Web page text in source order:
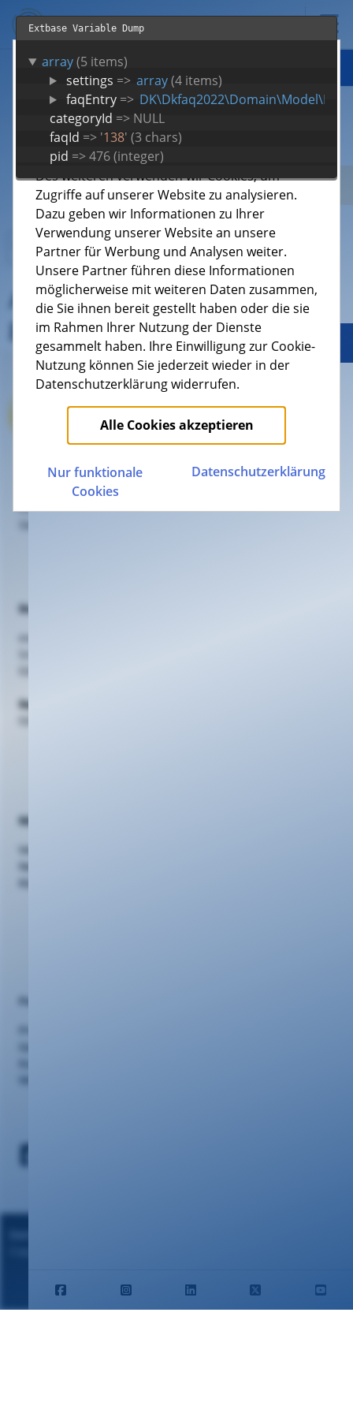
Extbase Variable Dump
array(5 items)
settings => array(4 items)
faqEntry=>
categoryId => NULL
faqId => '138' (3 chars)
pid => 476 (integer)
Diese Website verwendet Cookies
Wir verwenden Cookies, die für die
einwandfreie Funktion unserer Webseiten
(Verfügbarkeitsprüfung, Warenkorb, etc.)
notwendig sind.
Des weiteren verwenden wir Cookies, um
Zugriffe auf unserer Website zu analysieren.
Dazu geben wir Informationen zu Ihrer
Verwendung unserer Website an unsere
Partner für Werbung und Analysen weiter.
Unsere Partner führen diese Informationen
möglicherweise mit weiteren Daten zusammen,
die Sie ihnen bereit gestellt haben oder die sie
im Rahmen Ihrer Nutzung der Dienste
gesammelt haben. Ihre Einwilligung zur Cookie-
Nutzung können Sie jederzeit wieder in der
Datenschutzerklärung widerrufen.
Alle Cookies akzeptieren
Nur funktionale
Cookies
Datenschutz­erklärung
Antworten auf häufig
gestellte Fragen
KEVAG Telekom GmbH
Cusanusstraße 7
Beratung
evm Kundenzentrum
Support
0261 20 16 22 22
Nützliches
Vertriebspartner
Netzausbau
Kündigung/Widerruf
Portalseiten
Geschäftskunden
Webmail
Verfügbarkeit
Tarife
Support 9
Über uns
Jobs
Geschäftskunden